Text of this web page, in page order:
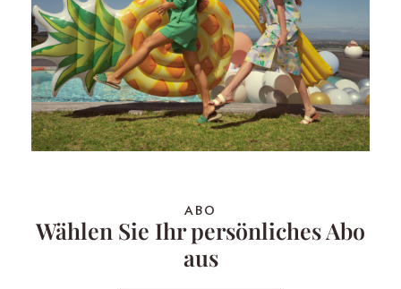
ABO
Wählen Sie Ihr persönliches Abo
aus